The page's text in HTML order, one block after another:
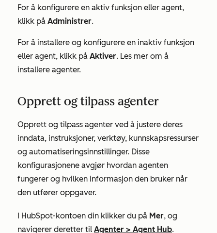
For å konfigurere en aktiv funksjon eller agent,
klikk på Administrer.
For å installere og konfigurere en inaktiv funksjon
eller agent, klikk på Aktiver. Les mer om å
installere agenter.
Opprett og tilpass agenter
Opprett og tilpass agenter ved å justere deres
inndata, instruksjoner, verktøy, kunnskapsressurser
og automatiseringsinnstillinger. Disse
konfigurasjonene avgjør hvordan agenten
fungerer og hvilken informasjon den bruker når
den utfører oppgaver.
I HubSpot-kontoen din klikker du på Mer, og
navigerer deretter til Agenter > Agent Hub.